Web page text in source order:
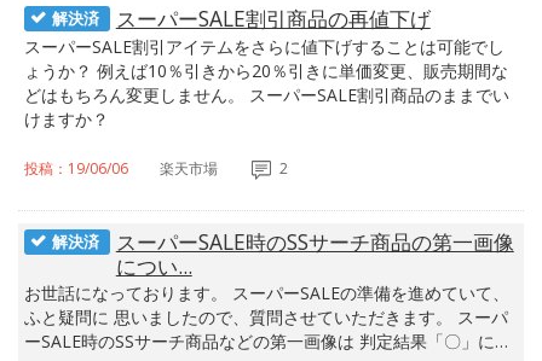
解決済 スーパーSALE割引商品の再値下げ
スーパーSALE割引アイテムをさらに値下げすることは可能でし
ょうか？ 例えば10％引きから20％引きに単価変更、販売期間な
どはもちろん変更しません。 スーパーSALE割引商品のままでい
けますか？
投稿：19/06/06 楽天市場 2
解決済
スーパーSALE時のSSサーチ商品の第一画像
につい...
お世話になっております。 スーパーSALEの準備を進めていて、
ふと疑問に 思いましたので、質問させていただきます。 スーパ
ーSALE時のSSサーチ商品などの第一画像は 判定結果「〇」に…